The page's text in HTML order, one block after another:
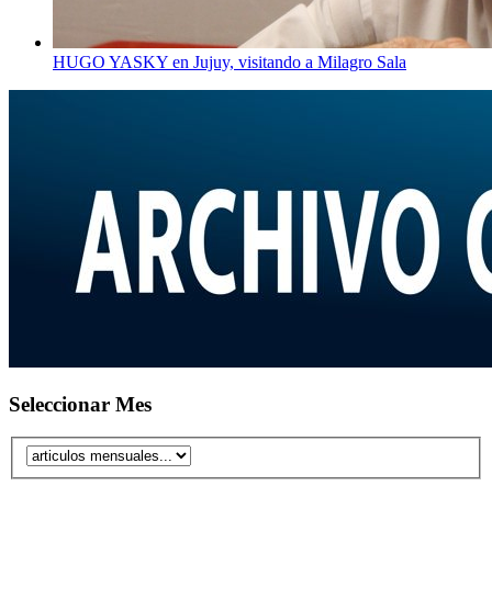
HUGO YASKY en Jujuy, visitando a Milagro Sala
Seleccionar Mes